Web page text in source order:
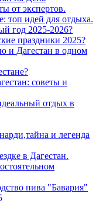
от экспертов.
топ идей для отдыха.
год 2025-2026?
праздники 2025?
и Дагестан в одном
советы и
отдых в
и легенда
в Дагестан.
пива "Бавария"